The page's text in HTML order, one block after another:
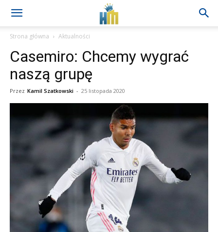
Strona główna Aktualności
Casemiro: Chcemy wygrać
naszą grupę
Przez Kamil Szatkowski - 25 listopada 2020